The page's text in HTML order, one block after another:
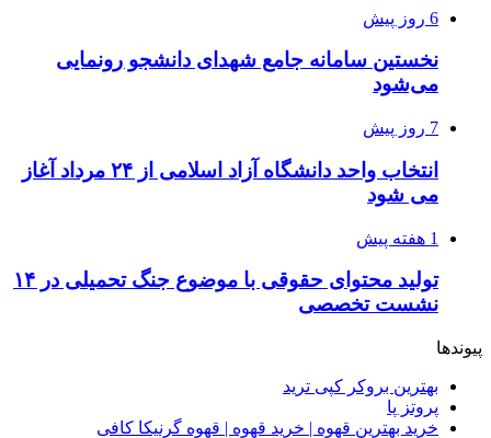
6 روز پیش
نخستین سامانه جامع شهدای دانشجو رونمایی
می‌شود
7 روز پیش
انتخاب واحد دانشگاه آزاد اسلامی از ۲۴ مرداد آغاز
می شود
1 هفته پیش
تولید محتوای حقوقی با موضوع جنگ‌ تحمیلی در ۱۴
نشست تخصصی
پیوندها
بهترین بروکر کپی ترید
پروتز پا
خرید بهترین قهوه | خرید قهوه | قهوه گرنیکا کافی